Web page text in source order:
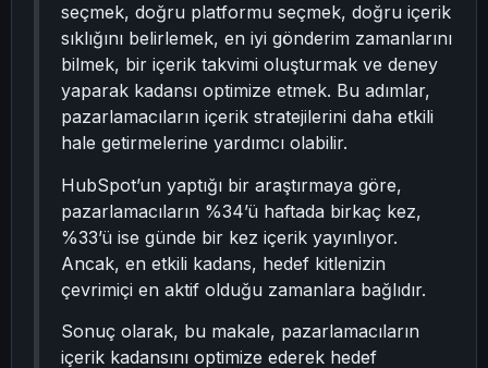
seçmek, doğru platformu seçmek, doğru içerik
sıklığını belirlemek, en iyi gönderim zamanlarını
bilmek, bir içerik takvimi oluşturmak ve deney
yaparak kadansı optimize etmek. Bu adımlar,
pazarlamacıların içerik stratejilerini daha etkili
hale getirmelerine yardımcı olabilir.
HubSpot’un yaptığı bir araştırmaya göre,
pazarlamacıların %34’ü haftada birkaç kez,
%33’ü ise günde bir kez içerik yayınlıyor.
Ancak, en etkili kadans, hedef kitlenizin
çevrimiçi en aktif olduğu zamanlara bağlıdır.
Sonuç olarak, bu makale, pazarlamacıların
içerik kadansını optimize ederek hedef